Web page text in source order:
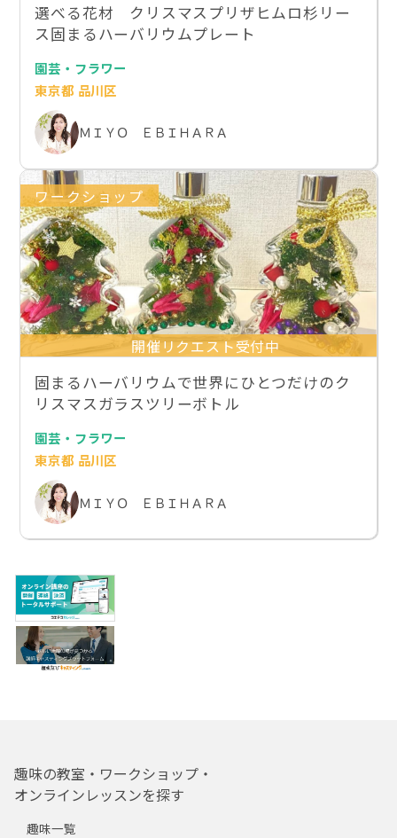
選べる花材 クリスマスプリザヒムロ杉リー
ス固まるハーバリウムプレート
園芸・フラワー
東京都 品川区
ＭＩＹＯ ＥＢＩＨＡＲＡ
ワークショップ
開催リクエスト受付中
固まるハーバリウムで世界にひとつだけのク
リスマスガラスツリーボトル
園芸・フラワー
東京都 品川区
ＭＩＹＯ ＥＢＩＨＡＲＡ
趣味の教室・ワークショップ・
オンラインレッスンを探す
趣味一覧